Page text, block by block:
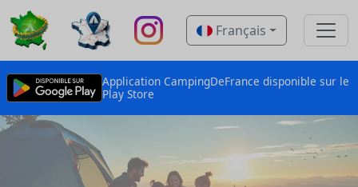
Français
Application CampingDeFrance disponible sur le
Play Store